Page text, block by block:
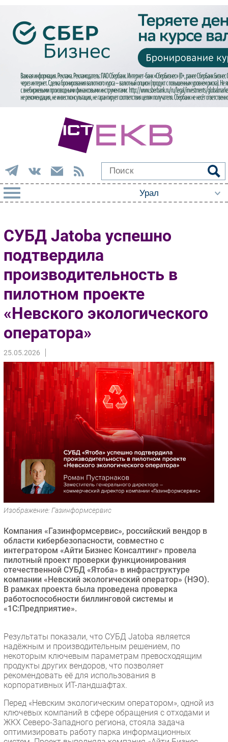
Импорто­замещение
Автоматизация Промышленности
Интернет
Мобильная связь
Фиксированная связь
Интеграция
Рынок ПК
Маркетинг
Торговые сети
Оборудование
Outsourcing
Кадры
Регулирование
Финансы
Безопасность
Инновации
Гаджеты
Здоровье
РАЗДЕЛЫ
Новости
Аналитика
Интервью
Проекты
IT класс
Тестовый стенд
Каталог компаний
СУБД Jatoba успешно
подтвердила
производительность в
пилотном проекте
«Невского экологического
оператора»
25.05.2026
Изображение: Газинформсервис
Компания «Газинформсервис», российский вендор в
области кибербезопасности, совместно с
интегратором «Айти Бизнес Консалтинг» провела
пилотный проект проверки функционирования
отечественной СУБД «Ятоба» в инфраструктуре
компании «Невский экологический оператор» (НЭО).
В рамках проекта была проведена проверка
работоспособности биллинговой системы и
«1С:Предприятие».
Результаты показали, что СУБД Jatoba является
надёжным и производительным решением, по
некоторым ключевым параметрам превосходящим
продукты других вендоров, что позволяет
рекомендовать её для использования в
корпоративных ИТ-ландшафтах.
Перед «Невским экологическим оператором», одной из
ключевых компаний в сфере обращения с отходами и
ЖКХ Северо-Западного региона, стояла задача
оптимизировать работу парка информационных